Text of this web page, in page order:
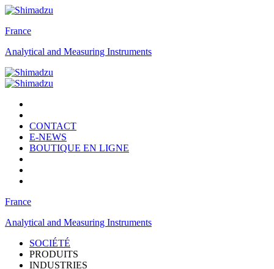
France
Analytical and Measuring Instruments
CONTACT
E-NEWS
BOUTIQUE EN LIGNE
France
Analytical and Measuring Instruments
SOCIÉTÉ
PRODUITS
INDUSTRIES